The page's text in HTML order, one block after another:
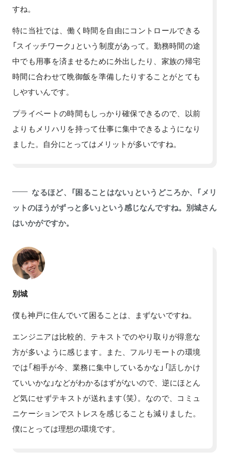
すね。
特に当社では、働く時間を自由にコントロールできる
「スイッチワーク」という制度があって。勤務時間の途
中でも用事を済ませるために外出したり、家族の帰宅
時間に合わせて晩御飯を準備したりすることがとても
しやすいんです。
プライベートの時間もしっかり確保できるので、以前
よりもメリハリを持って仕事に集中できるようになり
ました。自分にとってはメリットが多いですね。
なるほど、「困ることはない」というどころか、「メリ
ットのほうがずっと多い」という感じなんですね。別城さん
はいかがですか。
別城
僕も神戸に住んでいて困ることは、まずないですね。
エンジニアは比較的、テキストでのやり取りが得意な
方が多いように感じます。また、フルリモートの環境
では「相手が今、業務に集中しているかな」「話しかけ
ていいかな」などがわかるはずがないので、逆にほとん
ど気にせずテキストが送れます（笑）。なので、コミュ
ニケーションでストレスを感じることも減りました。
僕にとっては理想の環境です。